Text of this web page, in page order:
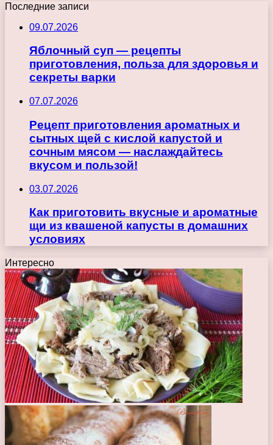
Последние записи
09.07.2026
Яблочный суп — рецепты
приготовления, польза для здоровья и
секреты варки
07.07.2026
Рецепт приготовления ароматных и
сытных щей с кислой капустой и
сочным мясом — наслаждайтесь
вкусом и пользой!
03.07.2026
Как приготовить вкусные и ароматные
щи из квашеной капусты в домашних
условиях
Интересно